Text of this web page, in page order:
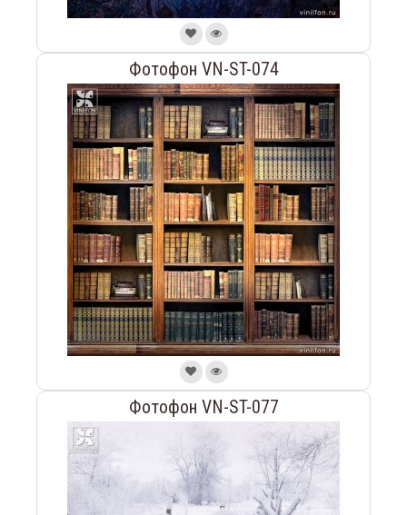
Фотофон VN-ST-074
Фотофон VN-ST-077